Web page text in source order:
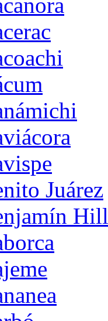
Juárez
Hill